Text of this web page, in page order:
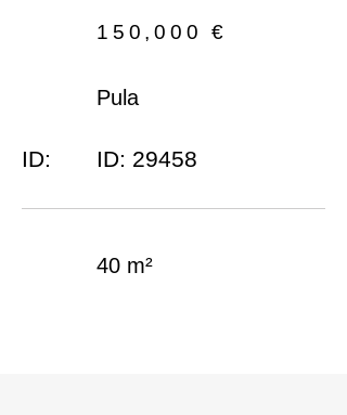
ID:
150,000 €
Pula
ID: 29458
40 m²